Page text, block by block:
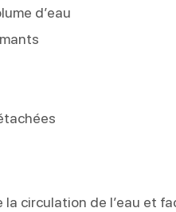
d’eau
circulation de l’eau et